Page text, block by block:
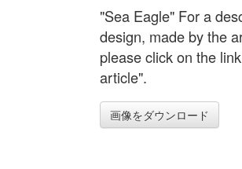
"Sea Eagle" For a
design, made by the
please click on the
article".
画像をダウンロード